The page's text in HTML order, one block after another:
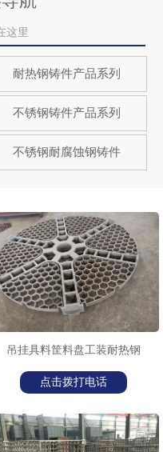
这里
耐热钢铸件产品系列
不锈钢铸件产品系列
不锈钢耐腐蚀钢铸件
吊挂具料筐料盘工装耐热钢
点击拨打电话